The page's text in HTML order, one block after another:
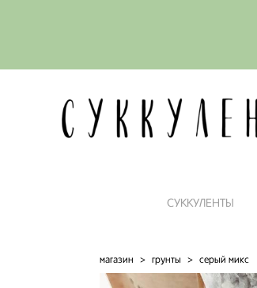
СУККУЛЕНТЫ
магазин > грунты > серый микс